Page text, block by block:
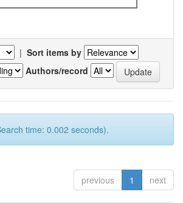
| Sort items by
Authors/record
time: 0.002 seconds).
previous 1 next